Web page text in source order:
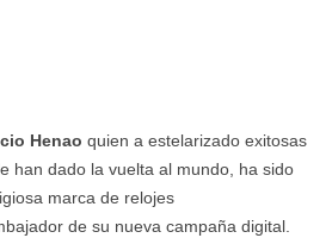
Henao quien a estelarizado exitosas
han dado la vuelta al mundo, ha sido
marca de relojes
de su nueva campaña digital.